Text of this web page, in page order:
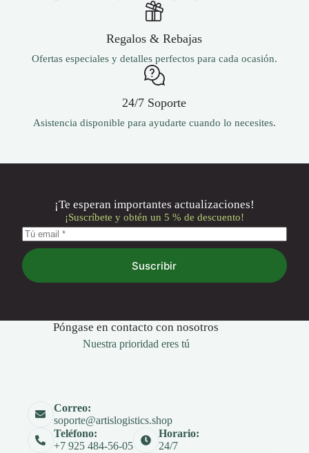
Regalos & Rebajas
Ofertas especiales y detalles perfectos para cada ocasión.
24/7 Soporte
Asistencia disponible para ayudarte cuando lo necesites.
¡Te esperan importantes actualizaciones!
¡Suscríbete y obtén un 5 % de descuento!
Suscribir
Póngase en contacto con nosotros
Nuestra prioridad eres tú
Correo:
soporte@artislogistics.shop
Teléfono:
+7 925 484-56-05
Horario:
24/7